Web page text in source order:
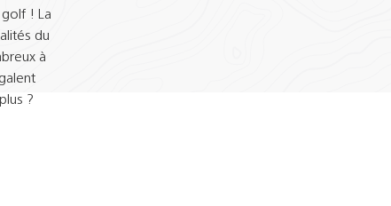
! La
du
à
?